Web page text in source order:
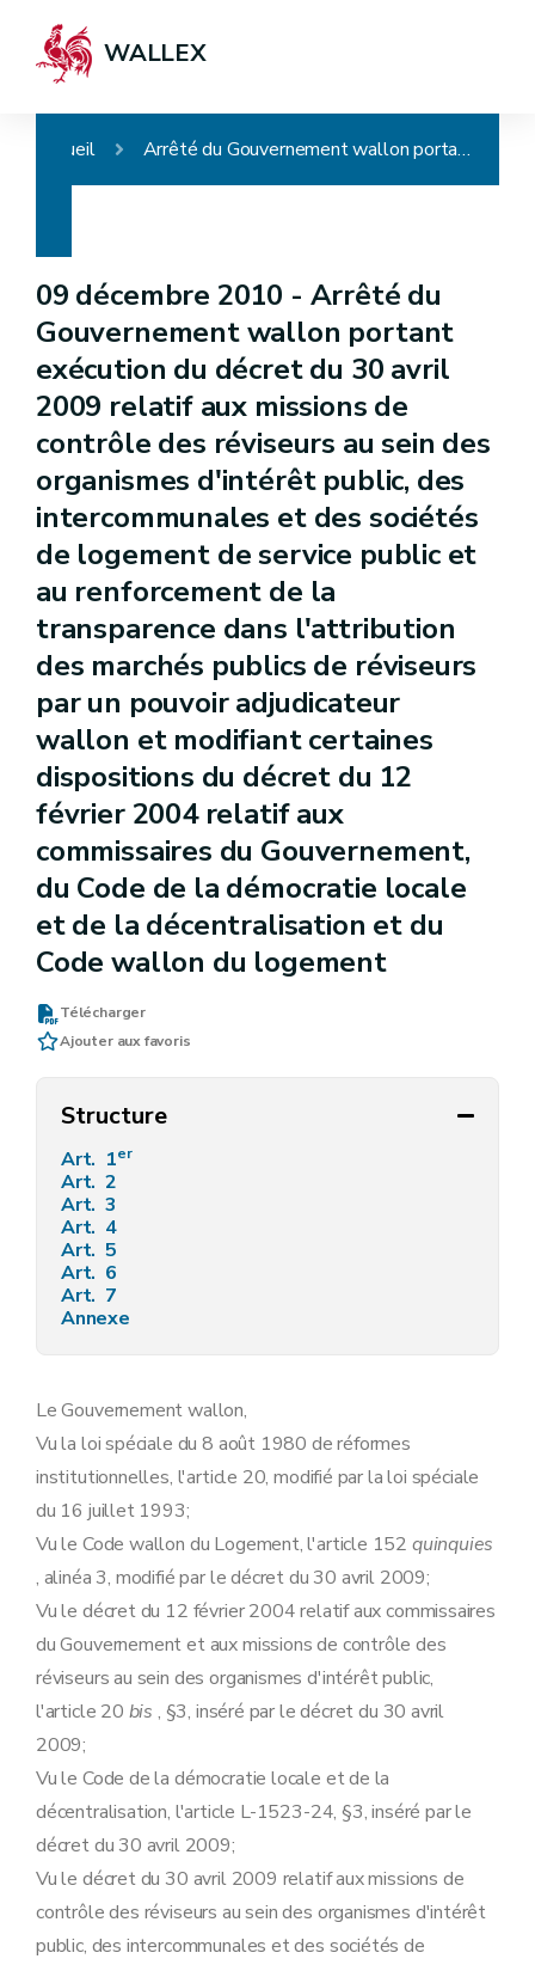
WALLEX
Accueil Arrêté du Gouvernement wallon portant exécution du décret du 30 avril 2009 relatif aux missions de contrôle des réviseurs au sein des organismes d'intérêt public, des intercommunales et des sociétés de logement de service public et au renforcement de la transparence dans l'attribution des marchés publics de réviseurs par un pouvoir adjudicateur wallon et modifiant certaines dispositions du décret du 12 février 2004 relatif aux commissaires du Gouvernement, du Code de la démocratie locale et de la décentralisation et du Code wallon du logement
09 décembre 2010 - Arrêté du
Gouvernement wallon portant
exécution du décret du 30 avril
2009 relatif aux missions de
contrôle des réviseurs au sein des
organismes d'intérêt public, des
intercommunales et des sociétés
de logement de service public et
au renforcement de la
transparence dans l'attribution
des marchés publics de réviseurs
par un pouvoir adjudicateur
wallon et modifiant certaines
dispositions du décret du 12
février 2004 relatif aux
commissaires du Gouvernement,
du Code de la démocratie locale
et de la décentralisation et du
Code wallon du logement
Télécharger
Ajouter aux favoris
Structure
Art. 1er
Art. 2
Art. 3
Art. 4
Art. 5
Art. 6
Art. 7
Annexe
Le Gouvernement wallon,
Vu la loi spéciale du 8 août 1980 de réformes
institutionnelles, l'article 20, modifié par la loi spéciale
du 16 juillet 1993;
Vu le Code wallon du Logement, l'article 152 quinquies
, alinéa 3, modifié par le décret du 30 avril 2009;
Vu le décret du 12 février 2004 relatif aux commissaires
du Gouvernement et aux missions de contrôle des
réviseurs au sein des organismes d'intérêt public,
l'article 20 bis , §3, inséré par le décret du 30 avril
2009;
Vu le Code de la démocratie locale et de la
décentralisation, l'article L-1523-24, §3, inséré par le
décret du 30 avril 2009;
Vu le décret du 30 avril 2009 relatif aux missions de
contrôle des réviseurs au sein des organismes d'intérêt
public, des intercommunales et des sociétés de